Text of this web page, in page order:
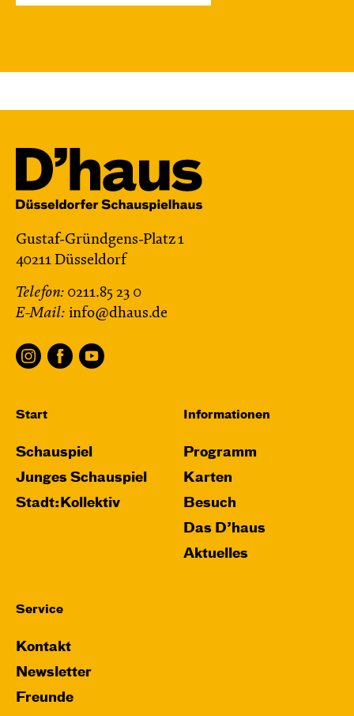
Mi, 25.11. / 10:00 – 11:15
Das grüne König­reich
von Cornelia Funke und Tammi Hartung
Regie und Bühne: Leonie Rohlfing
Mit künstlerischer Audiodeskription
Do, 26.11. / 10:00 – 11:15
Das grüne König­reich
von Cornelia Funke und Tammi Hartung
Mit künstlerischer Audiodeskription
Gustaf-Gründgens-Platz 1
40211 Düsseldorf
Telefon: 0211.85 23 0
E-Mail: info@dhaus.de
Start
Schauspiel
Junges Schauspiel
Stadt:Kollektiv
Informationen
Programm
Karten
Besuch
Das D’haus
Aktuelles
Service
Kontakt
Newsletter
Freunde